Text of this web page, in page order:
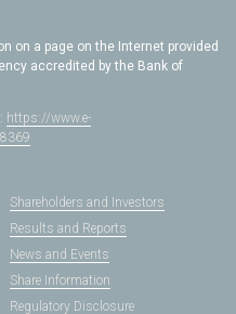
on a page on the Internet provided
accredited by the Bank of
https://www.e-
Shareholders and Investors
Results and Reports
News and Events
Share Information
Regulatory Disclosure